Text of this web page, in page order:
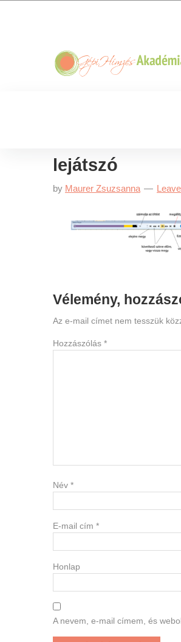
lejátszó
by Maurer Zsuzsanna
Reader
Interactions
Vélemény,
Az e-mail címet nem tesszük
Hozzászólás *
Név *
E-mail cím *
Honlap
A nevem, e-mail címem, és